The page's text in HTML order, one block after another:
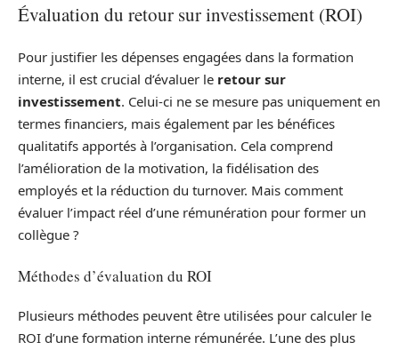
Évaluation du retour sur investissement (ROI)
Pour justifier les dépenses engagées dans la formation
interne, il est crucial d’évaluer le retour sur
investissement. Celui-ci ne se mesure pas uniquement en
termes financiers, mais également par les bénéfices
qualitatifs apportés à l’organisation. Cela comprend
l’amélioration de la motivation, la fidélisation des
employés et la réduction du turnover. Mais comment
évaluer l’impact réel d’une rémunération pour former un
collègue ?
Méthodes d’évaluation du ROI
Plusieurs méthodes peuvent être utilisées pour calculer le
ROI d’une formation interne rémunérée. L’une des plus